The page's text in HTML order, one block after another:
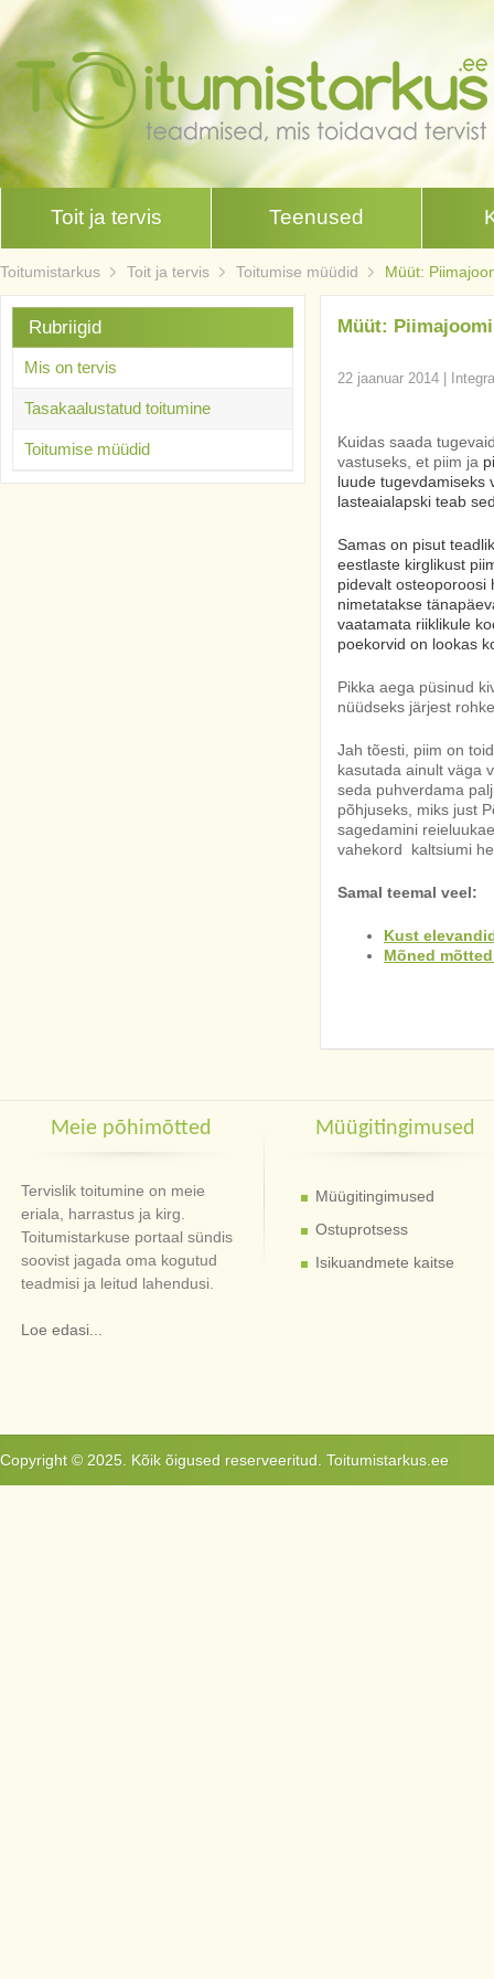
Toit ja tervis Teenused
Toitumistarkus Toit ja tervis Toitumise müüdid Müüt:
Müüt:
22 jaanuar 2014
Kuidas saada
vastuseks, et piim ja
luude tugevdamiseks
lasteaialapski teab
Samas on pisut
eestlaste kirglikust
pidevalt osteoporoosi
nimetatakse
vaatamata riiklikule
poekorvid on lookas
Pikka aega püsinud
nüüdseks järjest
Jah tõesti, piim on
kasutada ainult väga
seda puhverdama
põhjuseks, miks just
sagedamini
vahekord kaltsiumi
Samal teemal veel:
Kust
Mõned
Rubriigid
Mis on tervis
Tasakaalustatud toitumine
Toitumise müüdid
Meie põhimõtted
Tervislik toitumine on meie
eriala, harrastus ja kirg.
Toitumistarkuse portaal sündis
soovist jagada oma kogutud
teadmisi ja leitud lahendusi.
Loe edasi...
Müügitingimused
Müügitingimused
Ostuprotsess
Isikuandmete kaitse
Copyright © 2025. Kõik õigused reserveeritud. Toitumistarkus.ee